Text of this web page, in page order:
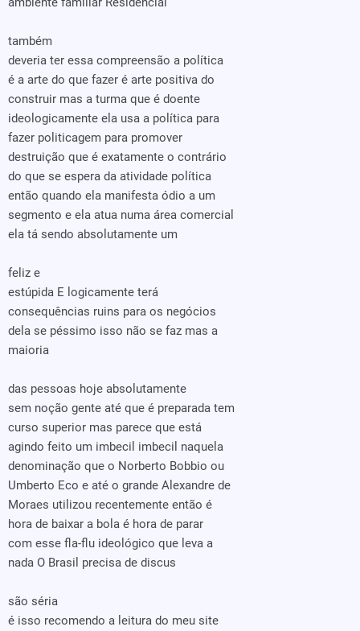
também
deveria ter essa compreensão a política
é a arte do que fazer é arte positiva do
construir mas a turma que é doente
ideologicamente ela usa a política para
fazer politicagem para promover
destruição que é exatamente o contrário
do que se espera da atividade política
então quando ela manifesta ódio a um
segmento e ela atua numa área comercial
ela tá sendo absolutamente um
feliz e
estúpida E logicamente terá
consequências ruins para os negócios
dela se péssimo isso não se faz mas a
maioria
das pessoas hoje absolutamente
sem noção gente até que é preparada tem
curso superior mas parece que está
agindo feito um imbecil imbecil naquela
denominação que o Norberto Bobbio ou
Umberto Eco e até o grande Alexandre de
Moraes utilizou recentemente então é
hora de baixar a bola é hora de parar
com esse fla-flu ideológico que leva a
nada O Brasil precisa de discus
são séria
é isso recomendo a leitura do meu site